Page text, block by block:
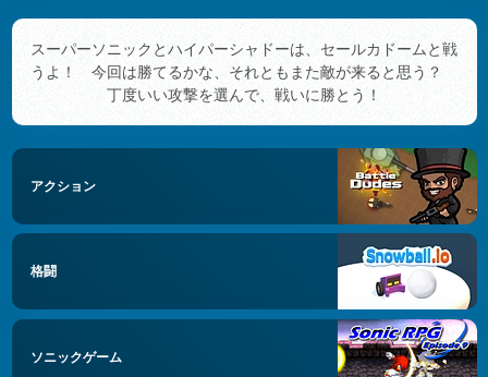
スーパーソニックとハイパーシャドーは、セールカドームと戦
うよ！ 今回は勝てるかな、それともまた敵が来ると思う？
丁度いい攻撃を選んで、戦いに勝とう！
アクション
格闘
ソニックゲーム